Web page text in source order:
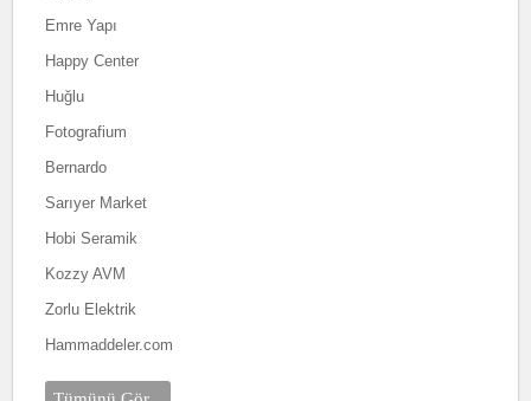
Emre Yapı
Happy Center
Huğlu
Fotografium
Bernardo
Sarıyer Market
Hobi Seramik
Kozzy AVM
Zorlu Elektrik
Hammaddeler.com